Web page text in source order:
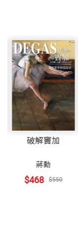
台北邁向國際大
關於市場的未來
創業家的致勝法
創新贏天下 張
品牌信任的積累
大中華區資本市
從新兩岸關係看
關於文化的未來版
二○○九年，兩
一年。六十年前
港、美國……的中
創造了另一個華
留在中國的，前
革命；三十年後
現在的中國，十
一；城市之多是
—─對「雙龍
寫在前面
二○○八年五月馬
「正視現實、建
階段。當台北直
鐘，比從台北到
就出現了前所未
「志氣」的人，
台。先後在台北
（碩士）畢業，
一九六四年獲密
威斯康辛大學（
表英文論述，七
（一九七一∼一
辛大學傑出教授
獎。美國傅爾布
名譽管理學博士
出版
裝
破解竇加
蔣勳
$468 $550